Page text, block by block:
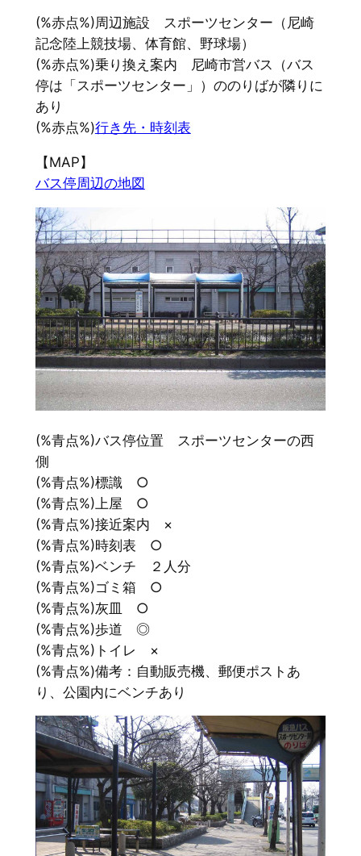
(%赤点%)周辺施設 スポーツセンター（尼崎
記念陸上競技場、体育館、野球場）
(%赤点%)乗り換え案内 尼崎市営バス（バス
停は「スポーツセンター」）ののりばが隣りに
あり
(%赤点%)行き先・時刻表
【MAP】
バス停周辺の地図
(%青点%)バス停位置 スポーツセンターの西
側
(%青点%)標識 ○
(%青点%)上屋 ○
(%青点%)接近案内 ×
(%青点%)時刻表 ○
(%青点%)ベンチ ２人分
(%青点%)ゴミ箱 ○
(%青点%)灰皿 ○
(%青点%)歩道 ◎
(%青点%)トイレ ×
(%青点%)備考：自動販売機、郵便ポストあ
り、公園内にベンチあり